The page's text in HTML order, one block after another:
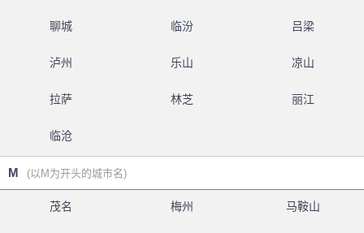
聊城 临汾 吕梁
泸州 乐山 凉山
拉萨 林芝 丽江
临沧
M (以M为开头的城市名)
茂名 梅州 马鞍山